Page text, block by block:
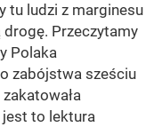
tu ludzi z marginesu
drogę. Przeczytamy
Polaka
zabójstwa sześciu
jest to lektura